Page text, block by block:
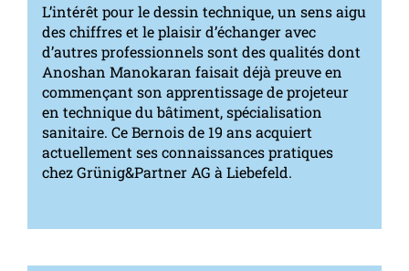
L’intérêt pour le dessin technique, un sens aigu
des chiffres et le plaisir d’échanger avec
d’autres professionnels sont des qualités dont
Anoshan Manokaran faisait déjà preuve en
commençant son apprentissage de projeteur
en technique du bâtiment, spécialisation
sanitaire. Ce Bernois de 19 ans acquiert
actuellement ses connaissances pratiques
chez Grünig&Partner AG à Liebefeld.